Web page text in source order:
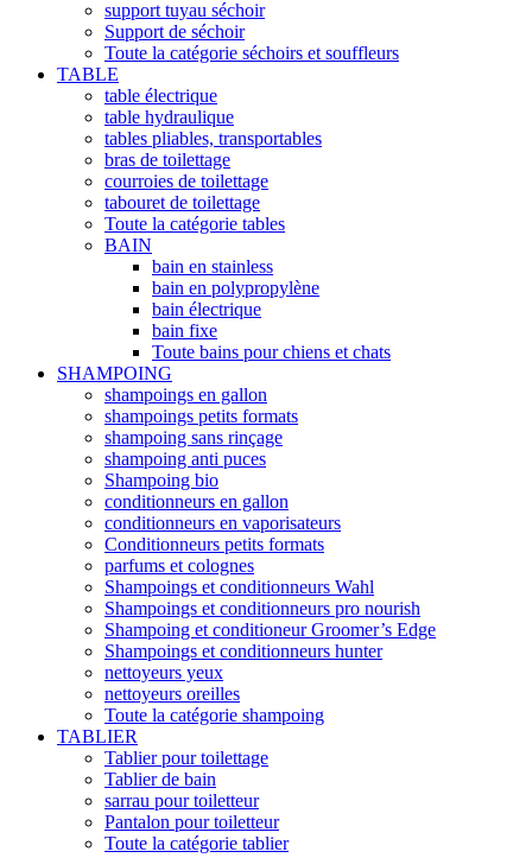
support tuyau séchoir
Support de séchoir
Toute la catégorie séchoirs et souffleurs
TABLE
table électrique
table hydraulique
tables pliables, transportables
bras de toilettage
courroies de toilettage
tabouret de toilettage
Toute la catégorie tables
BAIN
bain en stainless
bain en polypropylène
bain électrique
bain fixe
Toute bains pour chiens et chats
SHAMPOING
shampoings en gallon
shampoings petits formats
shampoing sans rinçage
shampoing anti puces
Shampoing bio
conditionneurs en gallon
conditionneurs en vaporisateurs
Conditionneurs petits formats
parfums et colognes
Shampoings et conditionneurs Wahl
Shampoings et conditionneurs pro nourish
Shampoing et conditioneur Groomer’s Edge
Shampoings et conditionneurs hunter
nettoyeurs yeux
nettoyeurs oreilles
Toute la catégorie shampoing
TABLIER
Tablier pour toilettage
Tablier de bain
sarrau pour toiletteur
Pantalon pour toiletteur
Toute la catégorie tablier